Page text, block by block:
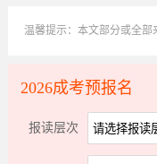
温馨提示：本文部分或全部
2026成考预报名
报读层次